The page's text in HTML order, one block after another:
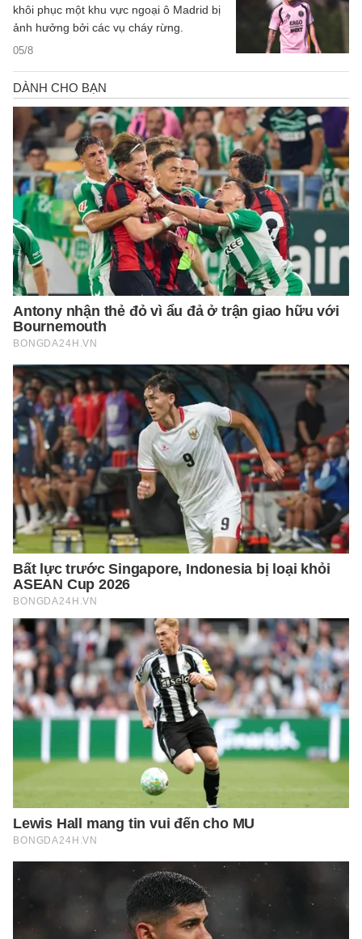
05/8
khôi phục một khu vực ngoại ô Madrid bị
ảnh hưởng bởi các vụ cháy rừng.